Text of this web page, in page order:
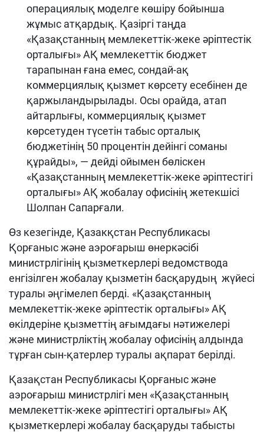
операциялық моделге көшіру бойынша
жұмыс атқардық. Қазіргі таңда
«Қазақстанның мемлекеттік-жеке әріптестік
орталығы» АҚ мемлекеттік бюджет
тарапынан ғана емес, сондай-ақ
коммерциялық қызмет көрсету есебінен де
қаржыландырылады. Осы орайда, атап
айтарлығы, коммерциялық қызмет
көрсетуден түсетін табыс орталық
бюджетінің 50 процентін дейінгі соманы
құрайды», — дейді ойымен бөліскен
«Қазақстанның мемлекеттік-жеке әріптестігі
орталығы» АҚ жобалау офисінің жетекшісі
Шолпан Сапарғали.
Өз кезегінде, Қазакқстан Республикасы
Қорғаныс және аэроғарыш өнеркәсібі
министрлігінің қызметкерлері ведомствода
енгізілген жобалау қызметін басқарудың жүйесі
туралы әңгімелеп берді. «Қазақстанның
мемлекеттік-жеке әріптестік орталығы» АҚ
өкілдеріне қызметтің ағымдағы нәтижелері
және министрліктің жобалау офисінің алдында
тұрған сын-қатерлер туралы ақпарат берілді.
Қазақстан Республикасы Қорғаныс және
аэроғарыш министрлігі мен «Қазақстанның
мемлекеттік-жеке әріптестігі орталығы» АҚ
қызметкерлері жобалау басқаруды табысты